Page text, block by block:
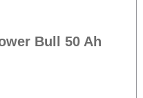
Bull 50 Ah